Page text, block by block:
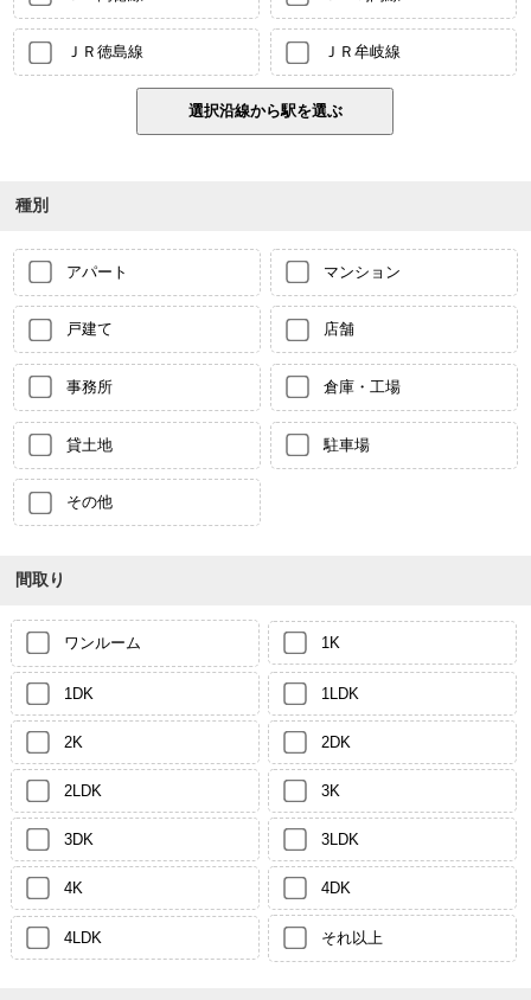
ＪＲ徳島線 ＪＲ牟岐線
種別
アパート マンション
戸建て 店舗
事務所 倉庫・工場
貸土地 駐車場
その他
間取り
ワンルーム 1K
1DK 1LDK
2K 2DK
2LDK 3K
3DK 3LDK
4K 4DK
4LDK それ以上